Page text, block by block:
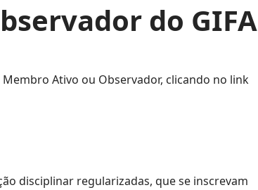
do GIFA
Ativo ou Observador, clicando no link
disciplinar regularizadas, que se inscrevam